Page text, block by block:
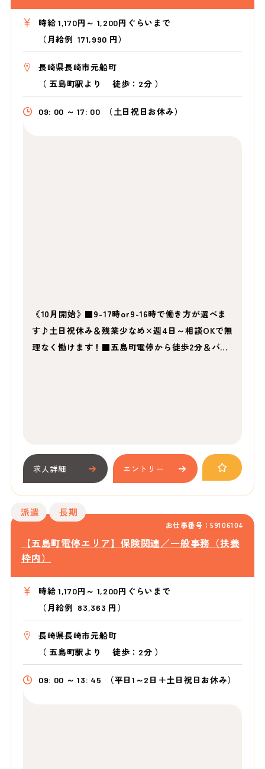
時給 1,170円～ 1,200円ぐらいまで
（月給例 171,990 円）
長崎県長崎市元船町
（ 五島町駅より 徒歩：2分 ）
09: 00 ～ 17: 00 （土日祝日お休み）
《10月開始》■9-17時or9-16時で働き方が選べま
す♪土日祝休み＆残業少なめ×週4日～相談OKで無
理なく働けます！■五島町電停から徒歩2分＆バ…
求人詳細 エントリー
お仕事番号：59106104
派遣 長期
【五島町電停エリア】保険関連／一般事務（扶養
枠内）
時給 1,170円～ 1,200円ぐらいまで
（月給例 83,363 円）
長崎県長崎市元船町
（ 五島町駅より 徒歩：2分 ）
09: 00 ～ 13: 45 （平日1～2日＋土日祝日お休み）